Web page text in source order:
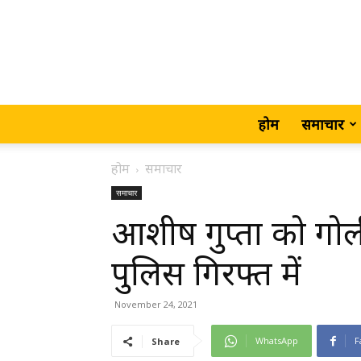
होम समाचार
होम समाचार
समाचार
आशीष गुप्ता को
पुलिस गिरफ्त में
November 24, 2021
Share WhatsApp